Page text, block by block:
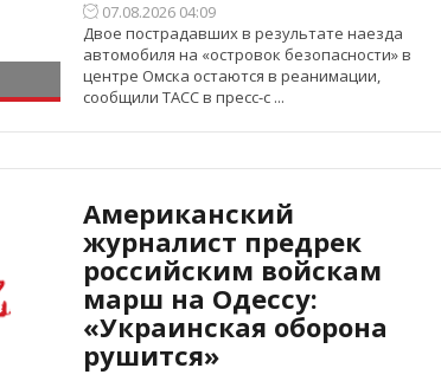
07.08.2026 04:09
Двое пострадавших в результате наезда
автомобиля на «островок безопасности» в
центре Омска остаются в реанимации,
сообщили ТАСС в пресс-с ...
Американский
журналист предрек
российским войскам
марш на Одессу:
«Украинская оборона
рушится»